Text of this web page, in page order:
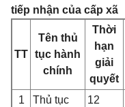
tiếp nhận của cấp xã
TT
Tên thủ
tục hành
chính
Thời
hạn
giải
quyết
1
Thủ tục
12